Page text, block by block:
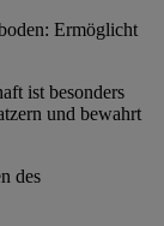
Ermöglicht
ist besonders
und bewahrt
des